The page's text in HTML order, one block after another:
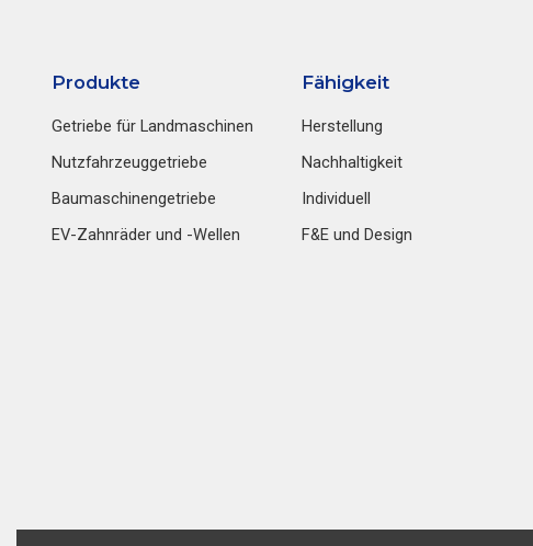
Produkte
Getriebe für Landmaschinen
Nutzfahrzeuggetriebe
Baumaschinengetriebe
EV-Zahnräder und -Wellen
Fähigkeit
Herstellung
Nachhaltigkeit
Individuell
F&E und Design